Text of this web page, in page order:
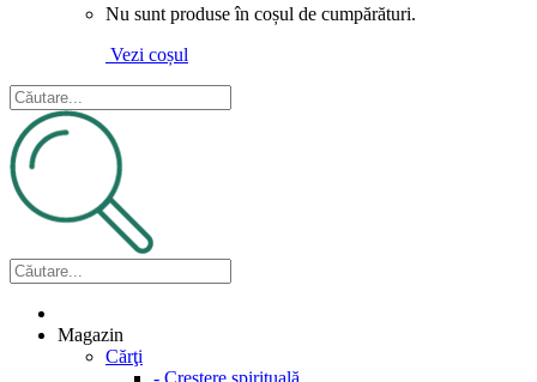
Nu sunt produse în coșul de cumpărături.
Vezi coșul
Magazin
Cărţi
- Creștere spirituală